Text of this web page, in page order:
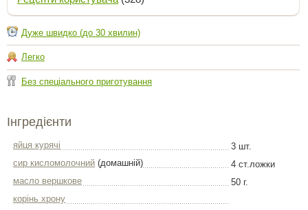
Дуже швидко (до 30 хвилин)
Легко
Без спеціального приготування
Інгредієнти
яйця курячі
3 шт.
сир кисломолочний (домашній)
4 ст.ложки
масло вершкове
50 г.
корінь хрону